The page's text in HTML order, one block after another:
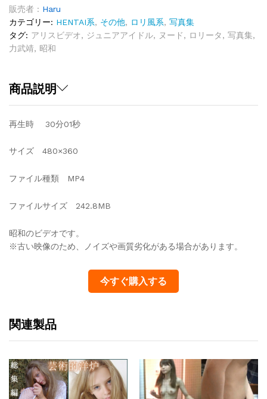
山
添
み
づ
松
お
制
の
女
販売者 : Haru
カテゴリー: HENTAI系, その他, ロリ風系, 写真集
タグ: アリスビデオ, ジュニアアイドル, ヌード, ロリータ, 写真集,
力武靖, 昭和
商品説明
再生時 30分01秒
サイズ 480×360
ファイル種類 MP4
ファイルサイズ 242.8MB
昭和のビデオです。
※古い映像のため、ノイズや画質劣化がある場合があります。
今すぐ購入する
関連製品